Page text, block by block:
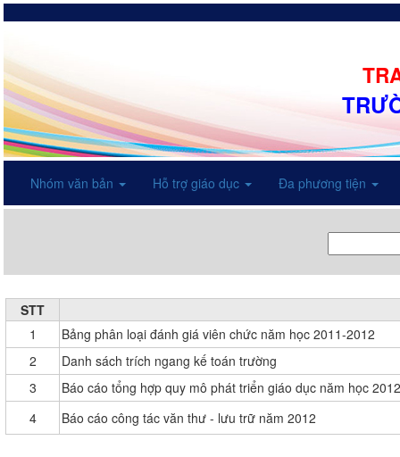
Nhóm văn bản Hỗ trợ giáo dục Đa phương tiện
STT
1
Bảng phân loại đánh giá viên chức năm học 2011-2012
2
Danh sách trích ngang kế toán trường
3
Báo cáo tổng hợp quy mô phát triển giáo dục năm học
4
Báo cáo công tác văn thư - lưu trữ năm 2012